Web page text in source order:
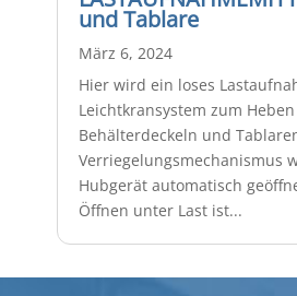
und Tablare
März 6, 2024
Hier wird ein loses
Leichtkransystem zum
Behälterdeckeln und
Verriegelungsmechanismus
Hubgerät automatisch
Öffnen unter Last ist...